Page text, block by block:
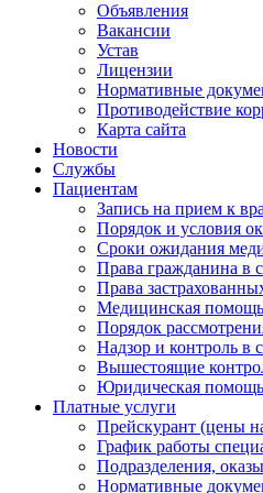
Объявления
Вакансии
Устав
Лицензии
Нормативные
Противодействие
Карта сайта
Новости
Службы
Пациентам
Запись на прием к
Порядок и условия
Сроки ожидания
Права гражданина в
Права
Медицинская
Порядок
Надзор и контроль в
Вышестоящие
Юридическая помощь
Платные услуги
Прейскурант (цены
График работы
Подразделения,
Нормативные